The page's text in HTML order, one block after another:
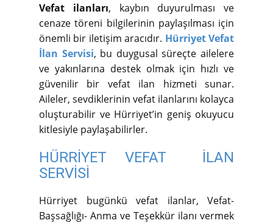
Vefat ilanları, kaybın duyurulması ve
cenaze töreni bilgilerinin paylaşılması için
önemli bir iletişim aracıdır. Hürriyet Vefat
İlan Servisi, bu duygusal süreçte ailelere
ve yakınlarına destek olmak için hızlı ve
güvenilir bir vefat ilan hizmeti sunar.
Aileler, sevdiklerinin vefat ilanlarını kolayca
oluşturabilir ve Hürriyet’in geniş okuyucu
kitlesiyle paylaşabilirler.
HÜRRİYET VEFAT İLAN
SERVİSİ
Hürriyet bugünkü vefat ilanlar, Vefat-
Başsağlığı- Anma ve Teşekkür ilanı vermek